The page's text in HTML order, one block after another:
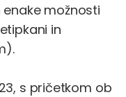
možnosti
in
s pričetkom ob